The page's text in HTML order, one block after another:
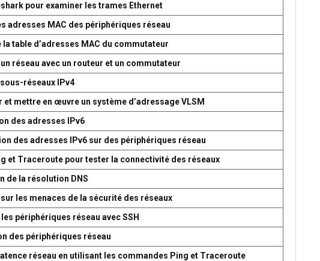
pour examiner les trames Ethernet
adresses MAC des périphériques réseau
table d’adresses MAC du commutateur
réseau avec un routeur et un commutateur
réseaux IPv4
mettre en œuvre un système d’adressage VLSM
des adresses IPv6
des adresses IPv6 sur des périphériques réseau
et Traceroute pour tester la connectivité des réseaux
de la résolution DNS
les menaces de la sécurité des réseaux
périphériques réseau avec SSH
des périphériques réseau
réseau en utilisant les commandes Ping et Traceroute